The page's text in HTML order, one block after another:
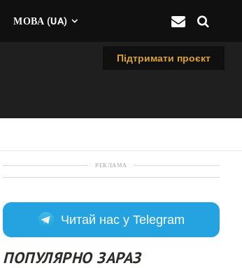
МОВА (UA)
Підтримати проєкт
РЕКЛАМА
Читай нас у Telegram
ПОПУЛЯРНО ЗАРАЗ